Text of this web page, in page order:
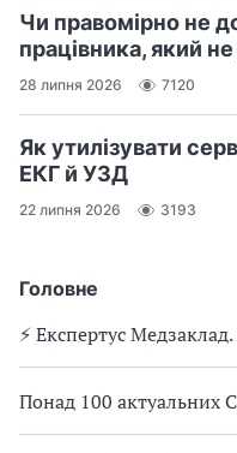
Головне
⚡️ Експертус
Понад 100 актуальних
Чи правомірно не
працівника, який
28 липня 2026 7120
Як утилізувати
ЕКГ й УЗД
22 липня 2026 3193